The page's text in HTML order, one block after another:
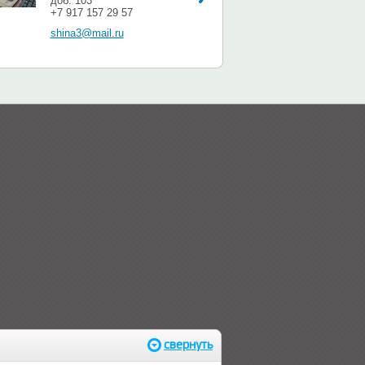
+7 917 157 29 57
shina3@mail.ru
свернуть